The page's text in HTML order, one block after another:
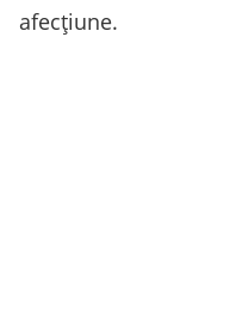
afecțiune.